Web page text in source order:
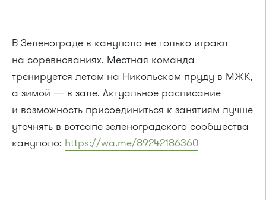
В Зеленограде в кануполо не только играют
на соревнованиях. Местная команда
тренируется летом на Никольском пруду в МЖК,
а зимой — в зале. Актуальное расписание
и возможность присоединиться к занятиям лучше
уточнять в вотсапе зеленоградского сообщества
кануполо: https://wa.me/89242186360